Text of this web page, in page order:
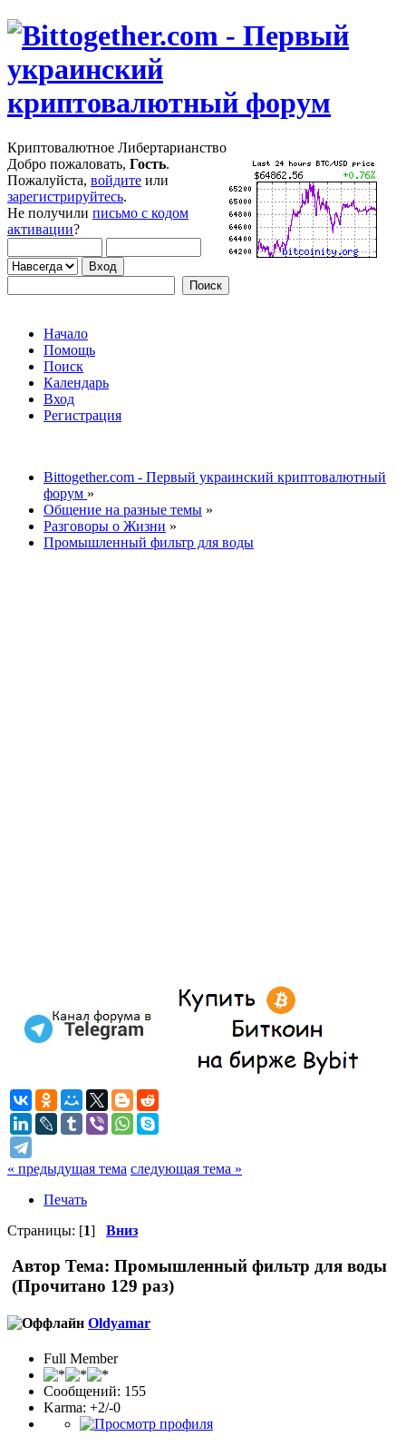
Криптовалютное Либертарианство
Добро пожаловать, Гость.
Пожалуйста, войдите или
зарегистрируйтесь.
Не получили письмо с кодом
активации?
Начало
Помощь
Поиск
Календарь
Вход
Регистрация
Bittogether.com - Первый украинский криптовалютный
форум »
Общение на разные темы »
Разговоры о Жизни »
Промышленный фильтр для воды
« предыдущая тема следующая тема »
Печать
Страницы: [1] Вниз
Автор Тема: Промышленный фильтр для воды
(Прочитано 129 раз)
Oldyamar
Full Member
Сообщений: 155
Karma: +2/-0